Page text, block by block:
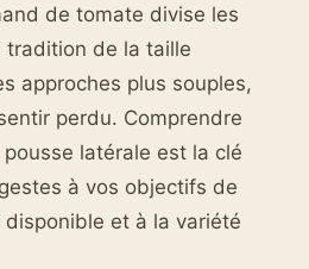
de tomate divise les
tradition de la taille
approches plus souples,
perdu. Comprendre
latérale est la clé
à vos objectifs de
disponible et à la variété